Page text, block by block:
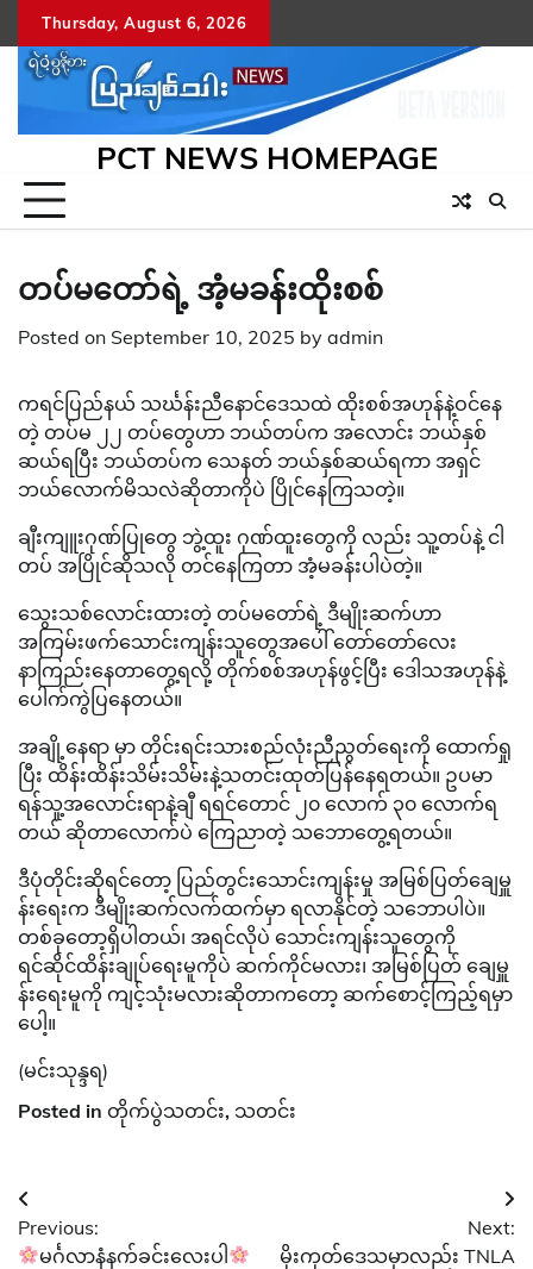
to
content
Thursday, August 6, 2026
PCT NEWS HOMEPAGE
တပ်မတော်ရဲ့ အံ့မခန်းထိုးစစ်
Posted on September 10, 2025 by admin
ကရင်ပြည်နယ် သင်္ဃန်းညီနောင်ဒေသထဲ ထိုးစစ်အဟုန်နဲ့ဝင်နေ
တဲ့ တပ်မ ၂၂ တပ်တွေဟာ ဘယ်တပ်က အလောင်း ဘယ်နှစ်
ဆယ်ရပြီး ဘယ်တပ်က သေနတ် ဘယ်နှစ်ဆယ်ရကာ အရှင်
ဘယ်လောက်မိသလဲဆိုတာကိုပဲ ပြိုင်နေကြသတဲ့။
ချီးကျူးဂုဏ်ပြုတွေ ဘွဲ့ထူး ဂုဏ်ထူးတွေကို လည်း သူ့တပ်နဲ့ ငါ
တပ် အပြိုင်ဆိုသလို တင်နေကြတာ အံ့မခန်းပါပဲတဲ့။
သွေးသစ်လောင်းထားတဲ့ တပ်မတော်ရဲ့ ဒီမျိုးဆက်ဟာ
အကြမ်းဖက်သောင်းကျန်းသူတွေအပေါ် တော်တော်လေး
နာကြည်းနေတာတွေ့ရလို့ တိုက်စစ်အဟုန်ဖွင့်ပြီး ဒေါသအဟုန်နဲ့
ပေါက်ကွဲပြနေတယ်။
အချို့နေရာ မှာ တိုင်းရင်းသားစည်လုံးညီညွတ်ရေးကို ထောက်ရှု
ပြီး ထိန်းထိန်းသိမ်းသိမ်းနဲ့သတင်းထုတ်ပြန်နေရတယ်။ ဥပမာ
ရန်သူ့အလောင်းရာနဲ့ချီ ရရင်တောင် ၂၀ လောက် ၃၀ လောက်ရ
တယ် ဆိုတာလောက်ပဲ ကြေညာတဲ့ သဘောတွေ့ရတယ်။
ဒီပုံတိုင်းဆိုရင်တော့ ပြည်တွင်းသောင်းကျန်းမှု အမြစ်ပြတ်ချေမှူ
န်းရေးက ဒီမျိုးဆက်လက်ထက်မှာ ရလာနိုင်တဲ့ သဘောပါပဲ။
တစ်ခုတော့ရှိပါတယ်၊ အရင်လိုပဲ သောင်းကျန်းသူတွေကို
ရင်ဆိုင်ထိန်းချုပ်ရေးမူကိုပဲ ဆက်ကိုင်မလား၊ အမြစ်ပြတ် ချေမှူ
န်းရေးမူကို ကျင့်သုံးမလားဆိုတာကတော့ ဆက်စောင့်ကြည့်ရမှာ
ပေါ့။
(မင်းသုန္ဒရ)
Posted in တိုက်ပွဲသတင်း, သတင်း
Post
navigation
Previous:
မင်္ဂလာနံနက်ခင်းလေးပါ
Next:
မိုးကုတ်ဒေသမှာလည်း TNLA